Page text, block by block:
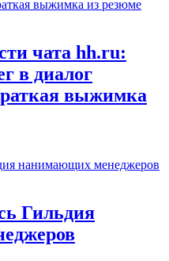
чата hh.ru:
в диалог
выжимка
Гильдия